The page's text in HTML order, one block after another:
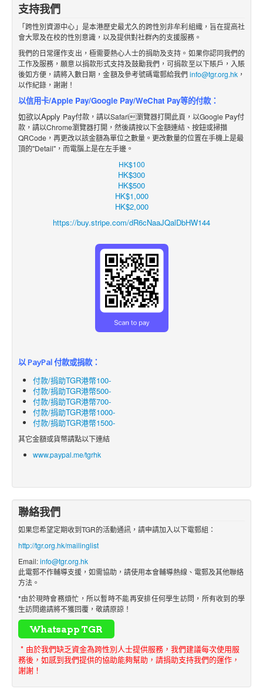
支持我們
「跨性別資源中心」是本港歷史最尤久的跨性別非牟利組織，旨在提高社
會大眾及在校的性別意識，以及提供對社群內的支援服務。
我們的日常運作支出，極需要熱心人士的捐助及支持。如果你認同我們的
工作及服務，願意以捐款形式支持及鼓勵我們，可捐款至以下賬戶，入賬
後如方便，請將入數日期，金額及參考號碼電郵給我們info@tgr.org.hk，
以作紀錄，謝謝！
以信用卡/Apple Pay/Google Pay/WeChat Pay等的付款：
如欲以Apply Pay付款，請以Safari瀏覽器打開此頁，以Google Pay付
款，請以Chrome瀏覽器打開，然後請按以下金額連結 、 按鈕或掃描
QRCode，再更改以該金額為單位之數量。更改數量的位置在手機上是最
頂的"Detail"，而電腦上是在左手邊。
HK$100
HK$300
HK$500
HK$1,000
HK$2,000
https://buy.stripe.com/dR6cNaaJQalDbHW144
以 PayPal 付款或捐款：
付款/捐助TGR港幣100-
付款/捐助TGR港幣500-
付款/捐助TGR港幣700-
付款/捐助TGR港幣1000-
付款/捐助TGR港幣1500-
其它金額或貨幣請點以下連結
www.paypal.me/tgrhk
聯絡我們
如果您希望定期收到TGR的活動通訊，請申請加入以下電郵組：
http://tgr.org.hk/mailinglist
Email:info@tgr.org.hk
此電郵不作輔導支援，如需協助，請使用本會輔導熱線、電郵及其他聯絡
方法。
*由於現時會務煩忙，所以暫時不能再安排任何學生訪問，所有收到的學
生訪問邀請將不獲回覆，敬請原諒！
* 由於我們缺乏資金為跨性別人士提供服務，我們建議每次使用服
務後，如感到我們提供的協助能夠幫助，請捐助支持我們的運作，
謝謝！